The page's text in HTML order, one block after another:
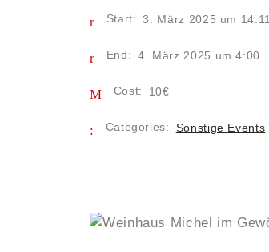
Start: 3. März 2025 um 14:11
End: 4. März 2025 um 4:00
Cost: 10€
Categories: Sonstige Events